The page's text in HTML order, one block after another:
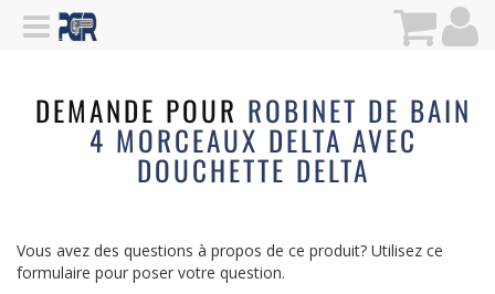
DEMANDE POUR ROBINET DE BAIN
4 MORCEAUX DELTA AVEC
DOUCHETTE DELTA
Vous avez des questions à propos de ce produit? Utilisez ce
formulaire pour poser votre question.